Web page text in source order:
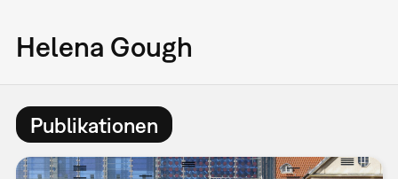
Helena Gough
Publikationen